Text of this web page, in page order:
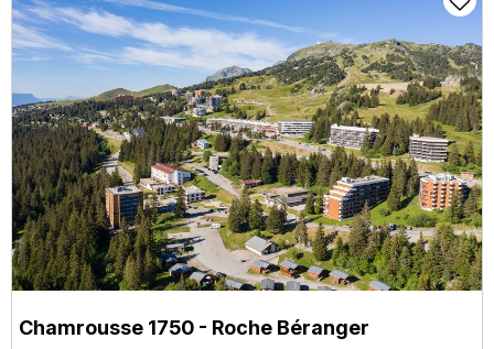
Chamrousse 1750 - Roche Béranger